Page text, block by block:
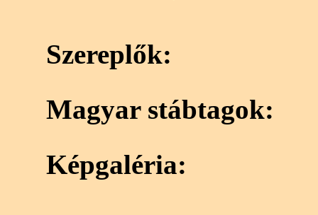
Szereplők:
Magyar stábtagok:
Képgaléria: